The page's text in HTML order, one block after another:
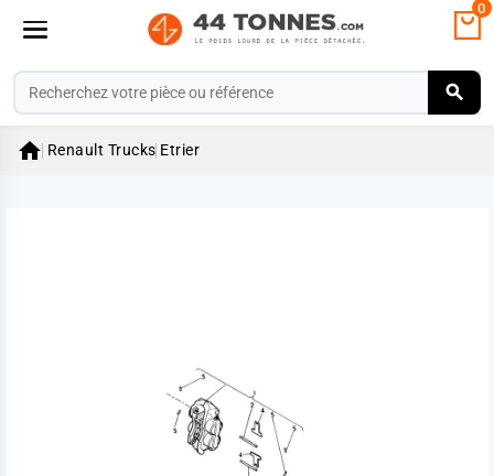
0
 Renault Trucks Etrier